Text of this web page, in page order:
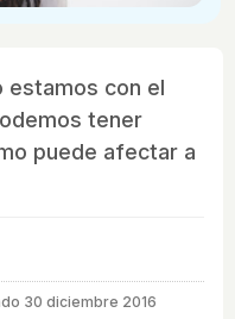
estamos con el
tener
puede afectar a
30 diciembre 2016